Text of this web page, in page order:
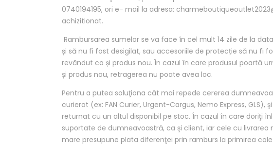
0740194195, ori e- mail la adresa:
achizitionat.
Rambursarea sumelor se va face în cel mult 14 zile de la data
și să nu fi fost desigilat, sau accesoriile de protecție să nu fi
revândut ca și produs nou. În cazul în care produsul poartă
și produs nou, retragerea nu poate avea loc.
Pentru a putea soluţiona cât mai repede cererea
curierat (ex: FAN Curier, Urgent-Cargus, Nemo Express,
returnat cu un altul disponibil pe stoc. În cazul în care doriţi
suportate de dumneavoastră, ca şi client, iar cele cu
mare presupune plata diferenţei prin ramburs la primirea